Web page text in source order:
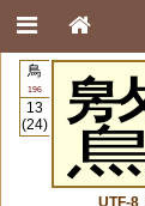
鳥
196
13
(24)
UTF-8